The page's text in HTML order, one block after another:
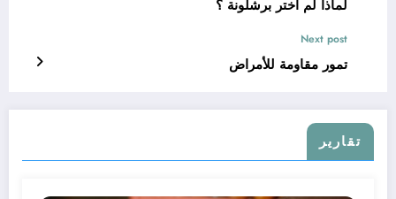
لماذا لم اختر برشلونة ؟
Next post
تمور مقاومة للأمراض
تقارير